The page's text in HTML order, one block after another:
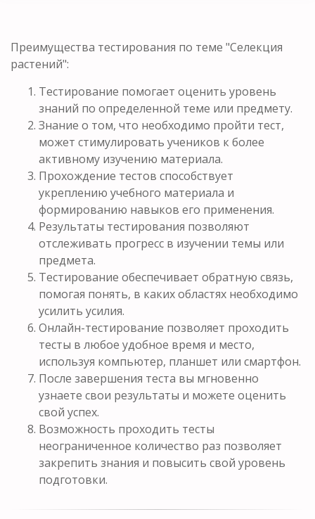
Преимущества тестирования по теме "Селекция
растений":
Тестирование помогает оценить уровень
знаний по определенной теме или предмету.
Знание о том, что необходимо пройти тест,
может стимулировать учеников к более
активному изучению материала.
Прохождение тестов способствует
укреплению учебного материала и
формированию навыков его применения.
Результаты тестирования позволяют
отслеживать прогресс в изучении темы или
предмета.
Тестирование обеспечивает обратную связь,
помогая понять, в каких областях необходимо
усилить усилия.
Онлайн-тестирование позволяет проходить
тесты в любое удобное время и место,
используя компьютер, планшет или смартфон.
После завершения теста вы мгновенно
узнаете свои результаты и можете оценить
свой успех.
Возможность проходить тесты
неограниченное количество раз позволяет
закрепить знания и повысить свой уровень
подготовки.